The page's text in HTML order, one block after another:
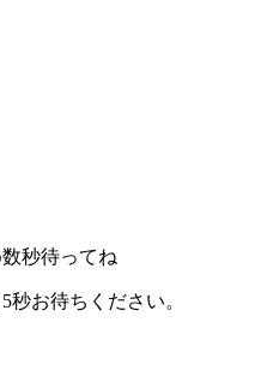
5秒お待ちください。